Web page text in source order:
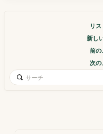
リス
新し
前の
次の